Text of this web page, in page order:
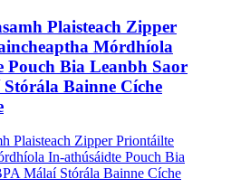
Plaisteach Zipper
Mórdhíola
Pouch Bia Leanbh Saor
Bainne Cíche
Plaisteach Zipper Priontáilte
In-athúsáidte Pouch Bia
Málaí Stórála Bainne Cíche